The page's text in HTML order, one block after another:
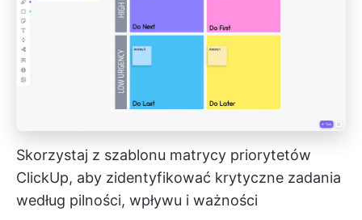
Skorzystaj z szablonu matrycy priorytetów
ClickUp, aby zidentyfikować krytyczne zadania
według pilności, wpływu i ważności